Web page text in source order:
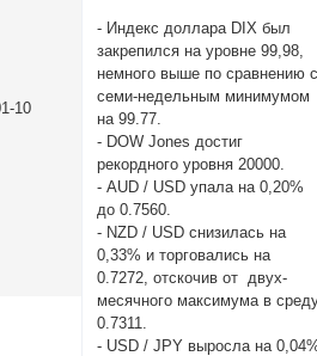
10
- Индекс доллара DIX был
закрепился на уровне 99,98,
немного выше по сравнению
семи-недельным минимумом
на 99.77.
- DOW Jones достиг
рекордного уровня 20000.
- AUD / USD упала на 0,20%
до 0.7560.
- NZD / USD снизилась на
0,33% и торговались на
0.7272, отскочив от двух-
месячного максимума в
0.7311.
- USD / JPY выросла на